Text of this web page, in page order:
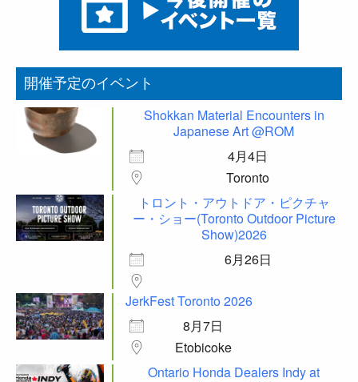
開催予定のイベント
Shokkan Material Encounters in
Japanese Art @ROM
4月4日
Toronto
トロント・アウトドア・ピクチャ
ー・ショー(Toronto Outdoor Picture
Show)2026
6月26日
JerkFest Toronto 2026
8月7日
Etobicoke
Ontario Honda Dealers Indy at